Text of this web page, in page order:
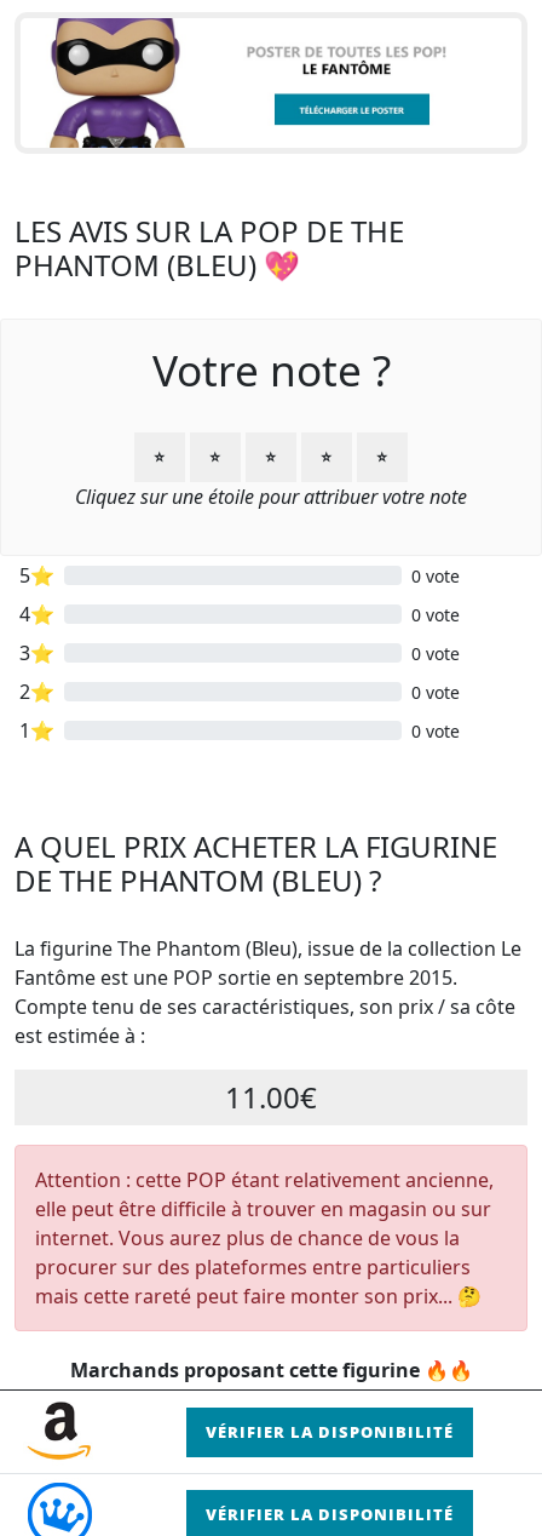
LES AVIS SUR LA POP DE THE
PHANTOM (BLEU) 💖
Votre note ?
⭐ ⭐ ⭐ ⭐ ⭐
Cliquez sur une étoile pour attribuer votre note
5⭐ 0 vote
4⭐ 0 vote
3⭐ 0 vote
2⭐ 0 vote
1⭐ 0 vote
A QUEL PRIX ACHETER LA FIGURINE
DE THE PHANTOM (BLEU) ?
La figurine The Phantom (Bleu), issue de la collection Le
Fantôme est une POP sortie en septembre 2015.
Compte tenu de ses caractéristiques, son prix / sa côte
est estimée à :
11.00€
Attention : cette POP étant relativement ancienne,
elle peut être difficile à trouver en magasin ou sur
internet. Vous aurez plus de chance de vous la
procurer sur des plateformes entre particuliers
mais cette rareté peut faire monter son prix... 🤔
Marchands proposant cette figurine 🔥🔥
VÉRIFIER LA DISPONIBILITÉ
VÉRIFIER LA DISPONIBILITÉ